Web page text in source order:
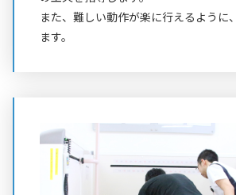
また、難しい動作が楽に行えるように
ます。